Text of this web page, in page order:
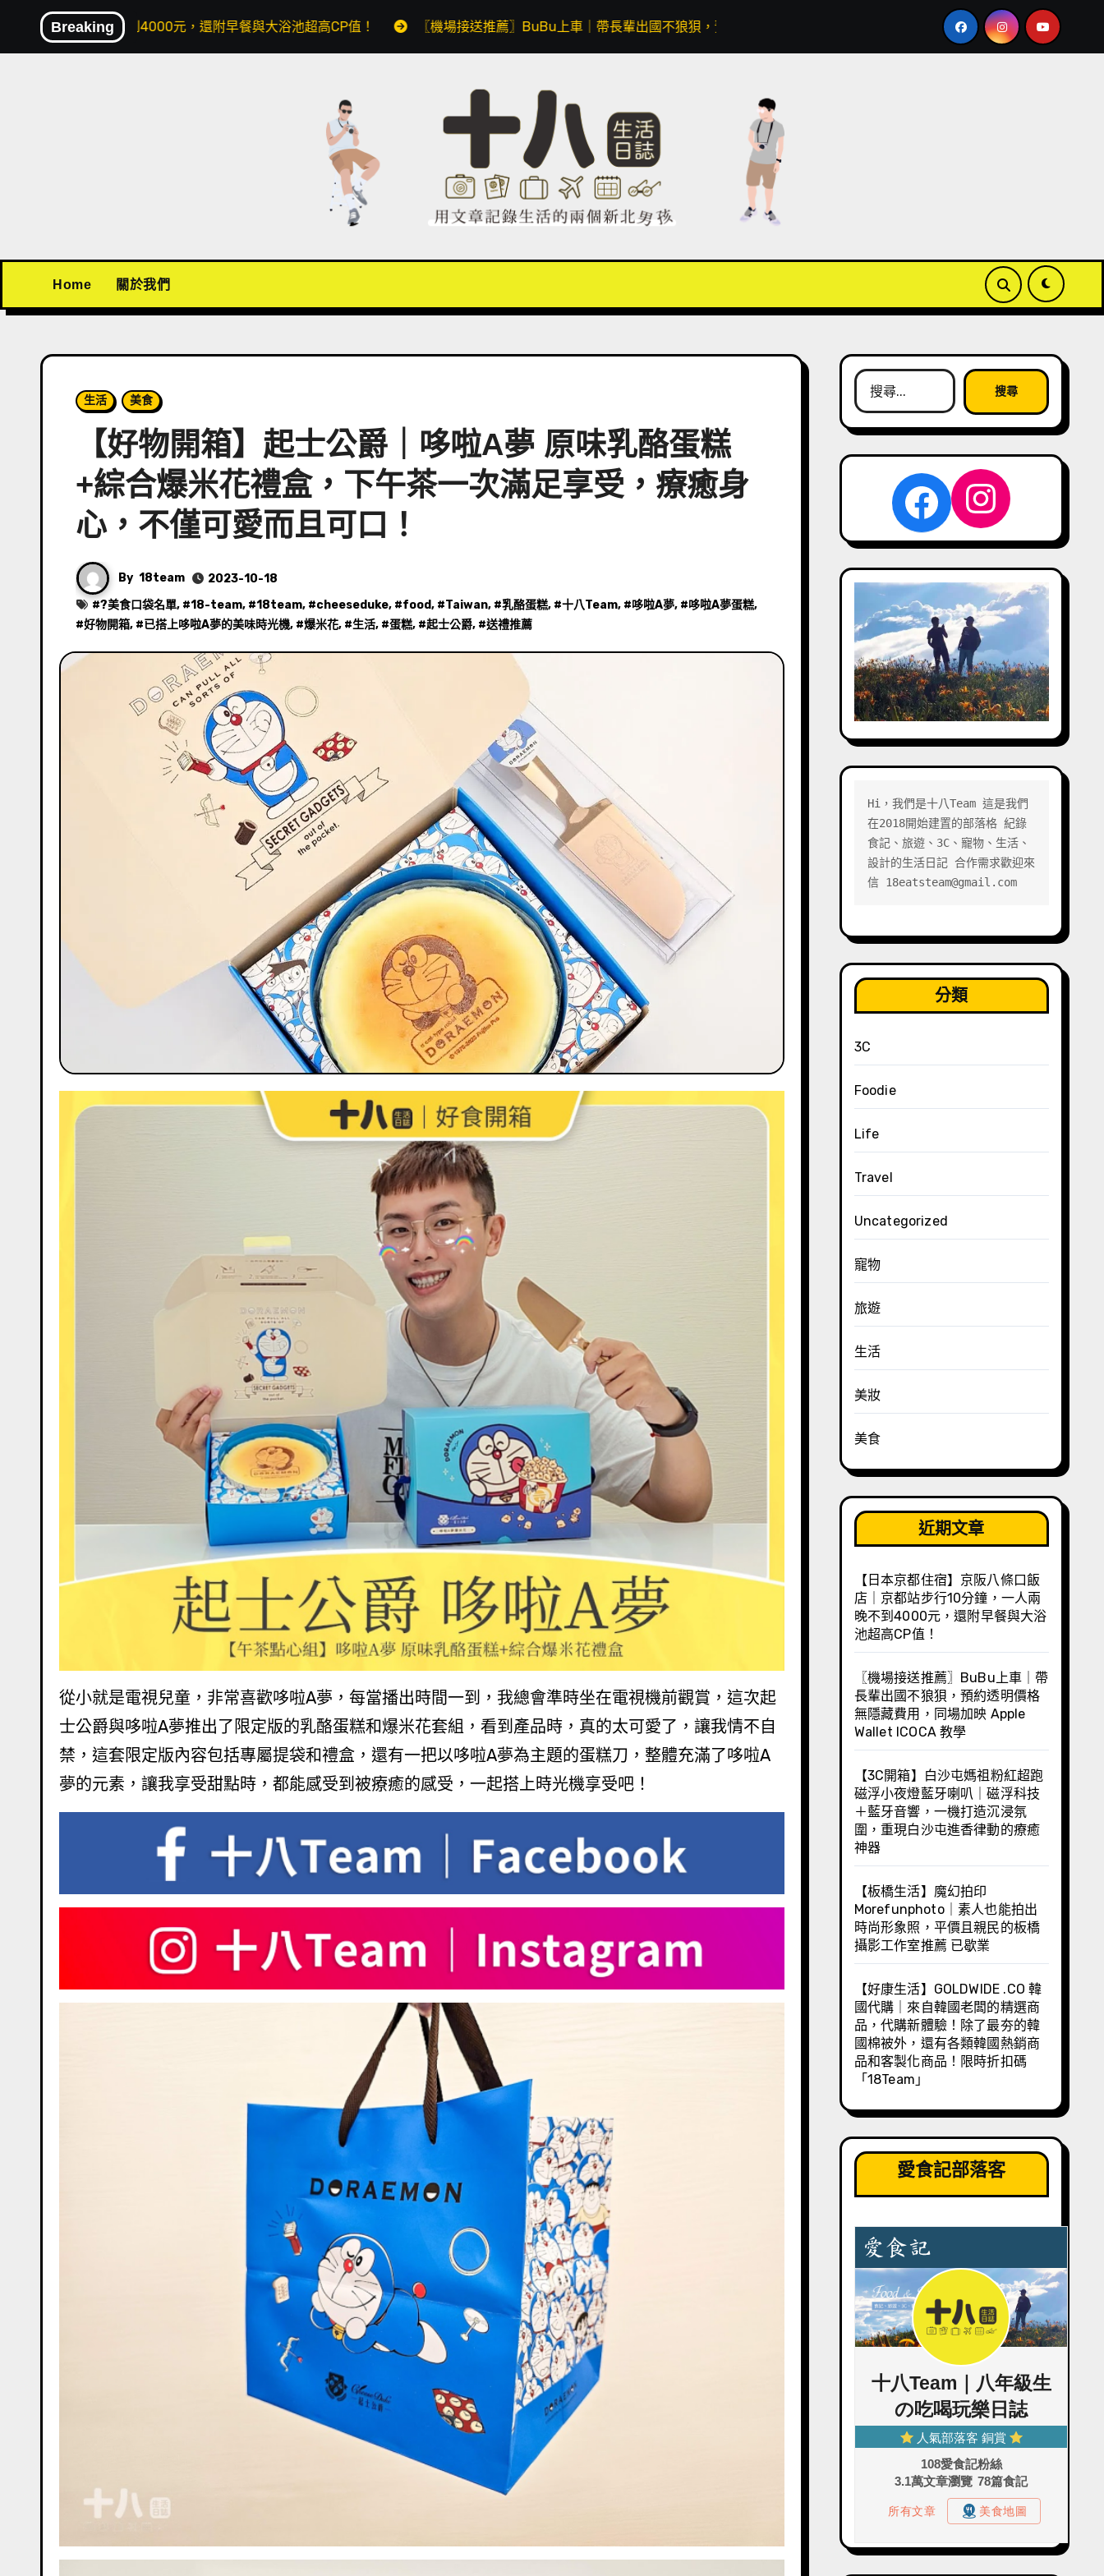
content
Breaking
4000元，還附早餐與大浴池超高CP值！ 〖機場接送推薦〗BuBu上車｜帶長輩出國不狼狽，預約透明價格無隱藏費用，同場加映 Apple Wallet ICOCA 教學 【3C開箱】白沙屯
Home 關於我們
生活 美食
【好物開箱】起士公爵｜哆啦A夢 原味乳酪蛋糕
+綜合爆米花禮盒，下午茶一次滿足享受，療癒身
心，不僅可愛而且可口！
By 18team
2023-10-18
#?美食口袋名單, #18-team, #18team, #cheeseduke, #food, #Taiwan, #乳酪蛋糕, #十八Team, #哆啦A夢, #哆啦A夢蛋糕,
#好物開箱, #已搭上哆啦A夢的美味時光機, #爆米花, #生活, #蛋糕, #起士公爵, #送禮推薦
從小就是電視兒童，非常喜歡哆啦A夢，每當播出時間一到，我總會準時坐在電視機前觀賞，這次起
士公爵與哆啦A夢推出了限定版的乳酪蛋糕和爆米花套組，看到產品時，真的太可愛了，讓我情不自
禁，這套限定版內容包括專屬提袋和禮盒，還有一把以哆啦A夢為主題的蛋糕刀，整體充滿了哆啦A
夢的元素，讓我享受甜點時，都能感受到被療癒的感受，一起搭上時光機享受吧！
搜
尋
關
Facebook
Hi，我們是十八Team 這是我們
在2018開始建置的部落格 紀錄
食記、旅遊、3C、寵物、生活、
設計的生活日記 合作需求歡迎來
信 18eatsteam@gmail.com
分類
3C
Foodie
Life
Travel
Uncategorized
寵物
旅遊
生活
美妝
美食
近期文章
【日本京都住宿】京阪八條口飯
店｜京都站步行10分鐘，一人兩
晚不到4000元，還附早餐與大浴
池超高CP值！
〖機場接送推薦〗BuBu上車｜帶
長輩出國不狼狽，預約透明價格
無隱藏費用，同場加映 Apple
Wallet ICOCA 教學
【3C開箱】白沙屯媽祖粉紅超跑
磁浮小夜燈藍牙喇叭｜磁浮科技
＋藍牙音響，一機打造沉浸氛
圍，重現白沙屯進香律動的療癒
神器
【板橋生活】魔幻拍印
Morefunphoto｜素人也能拍出
時尚形象照，平價且親民的板橋
攝影工作室推薦 已歇業
【好康生活】GOLDWIDE .CO 韓
國代購｜來自韓國老闆的精選商
品，代購新體驗！除了最夯的韓
國棉被外，還有各類韓國熱銷商
品和客製化商品！限時折扣碼
「18Team」
愛食記部落客